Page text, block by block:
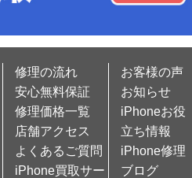
修理の流れ
安心無料保証
修理価格一覧
店舗アクセス
よくあるご質問
iPhone買取サー
お客様の声
お知らせ
iPhoneお役
立ち情報
iPhone修理
ブログ